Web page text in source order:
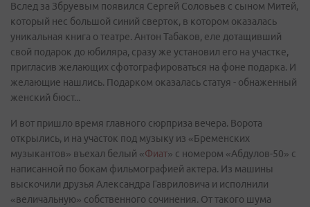
Вслед за Збруевым появился Сергей Соловьев с сыном Митей,
который нес большой синий сверток, в котором оказалась
уникальная книга о театре. Антон Табаков, еле дотащивший
свой подарок до юбиляра, сразу же установил его на участке,
пригласив желающих сфотографироваться на фоне подарка. И
желающие нашлись. Подарком оказалась статуя - обнаженный
женский бюст...
И вот пришло время главного сюрприза вечера. Ворота
открылись, и на участок под музыку из «Бременских
музыкантов» въехал белый «Фиат» с номером «Абдулов-50» с
написанной по бокам фильмографией актера. Из машины
выскочили друзья Александра Гавриловича и исполнили
«величальную» собственного сочинения. От такого шума